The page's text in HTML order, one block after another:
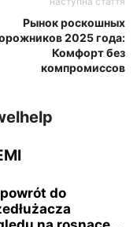
Рынок роскошных
2025 года:
Комфорт без
компромиссов
do